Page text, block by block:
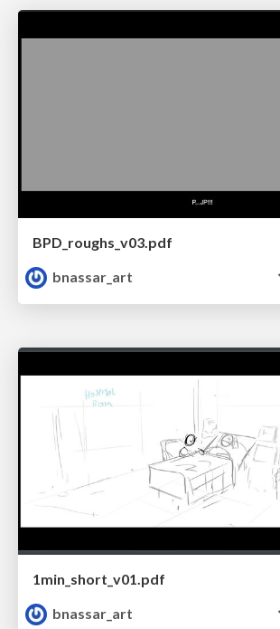
BPD_roughs_v03.pdf
bnassar_art
1min_short_v01.pdf
bnassar_art